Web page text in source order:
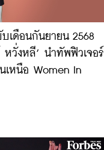
เดือนกันยายน 2568
งหลี’ นำทัพฟิวเจอร์
เหนือ Women In